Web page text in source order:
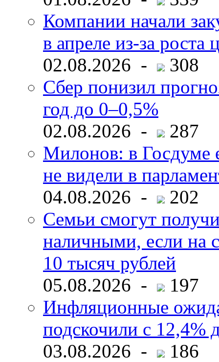
Компании начали
в апреле из-за роста
02.08.2026 -
308
Сбер понизил
год до 0–0,5%
02.08.2026 -
287
Милонов: в Госдуме
не видели в
04.08.2026 -
202
Семьи смогут
наличными, если на
10 тысяч рублей
05.08.2026 -
197
Инфляционные
подскочили с 12,4%
03.08.2026 -
186